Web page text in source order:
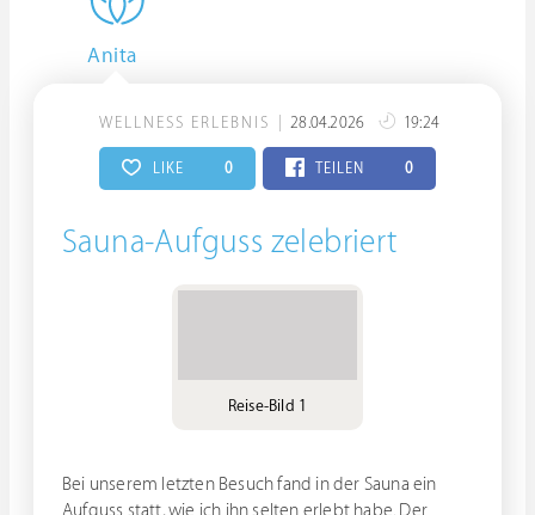
Anita
WELLNESS ERLEBNIS 28.04.2026 19:24
LIKE 0 TEILEN 0
Sauna-Aufguss zelebriert
Reise-Bild 1
Bei unserem letzten Besuch fand in der Sauna ein
Aufguss statt, wie ich ihn selten erlebt habe. Der